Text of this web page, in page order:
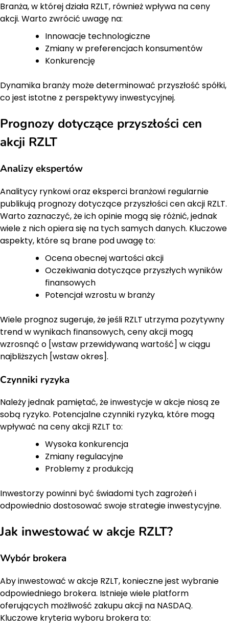
Branża, w której działa RZLT, również wpływa na ceny
akcji. Warto zwrócić uwagę na:
Innowacje technologiczne
Zmiany w preferencjach konsumentów
Konkurencję
Dynamika branży może determinować przyszłość spółki,
co jest istotne z perspektywy inwestycyjnej.
Prognozy dotyczące przyszłości cen
akcji RZLT
Analizy ekspertów
Analitycy rynkowi oraz eksperci branżowi regularnie
publikują prognozy dotyczące przyszłości cen akcji RZLT.
Warto zaznaczyć, że ich opinie mogą się różnić, jednak
wiele z nich opiera się na tych samych danych. Kluczowe
aspekty, które są brane pod uwagę to:
Ocena obecnej wartości akcji
Oczekiwania dotyczące przyszłych wyników
finansowych
Potencjał wzrostu w branży
Wiele prognoz sugeruje, że jeśli RZLT utrzyma pozytywny
trend w wynikach finansowych, ceny akcji mogą
wzrosnąć o [wstaw przewidywaną wartość] w ciągu
najbliższych [wstaw okres].
Czynniki ryzyka
Należy jednak pamiętać, że inwestycje w akcje niosą ze
sobą ryzyko. Potencjalne czynniki ryzyka, które mogą
wpływać na ceny akcji RZLT to:
Wysoka konkurencja
Zmiany regulacyjne
Problemy z produkcją
Inwestorzy powinni być świadomi tych zagrożeń i
odpowiednio dostosować swoje strategie inwestycyjne.
Jak inwestować w akcje RZLT?
Wybór brokera
Aby inwestować w akcje RZLT, konieczne jest wybranie
odpowiedniego brokera. Istnieje wiele platform
oferujących możliwość zakupu akcji na NASDAQ.
Kluczowe kryteria wyboru brokera to: